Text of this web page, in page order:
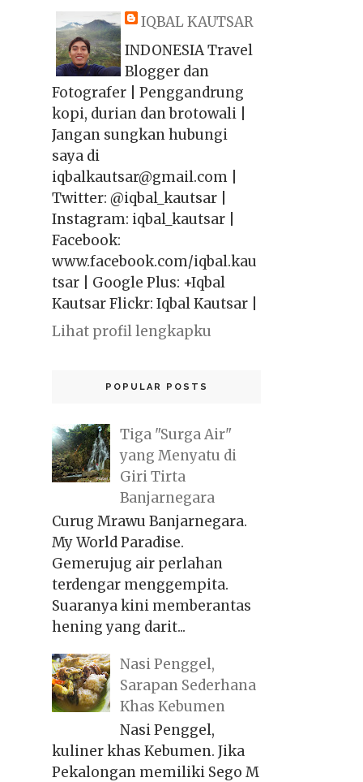
IQBAL KAUTSAR
INDONESIA Travel
Blogger dan
Fotografer | Penggandrung
kopi, durian dan brotowali |
Jangan sungkan hubungi
saya di
iqbalkautsar@gmail.com |
Twitter: @iqbal_kautsar |
Instagram: iqbal_kautsar |
Facebook:
www.facebook.com/iqbal.kau
tsar | Google Plus: +Iqbal
Kautsar Flickr: Iqbal Kautsar |
Lihat profil lengkapku
POPULAR POSTS
Tiga "Surga Air"
yang Menyatu di
Giri Tirta
Banjarnegara
Curug Mrawu Banjarnegara.
My World Paradise.
Gemerujug air perlahan
terdengar menggempita.
Suaranya kini memberantas
hening yang darit...
Nasi Penggel,
Sarapan Sederhana
Khas Kebumen
Nasi Penggel,
kuliner khas Kebumen. Jika
Pekalongan memiliki Sego M